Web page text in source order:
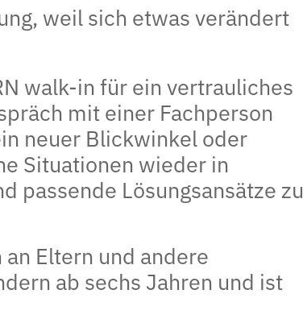
weil sich etwas verändert
walk-in für ein vertrauliches
mit einer Fachperson
neuer Blickwinkel oder
Situationen wieder in
passende Lösungsansätze zu
Eltern und andere
ab sechs Jahren und ist